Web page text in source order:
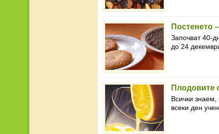
Постенето
Започват 40-
до 24
Плодовите
Всички знаем,
всеки ден